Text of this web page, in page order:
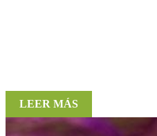
LEER MÁS